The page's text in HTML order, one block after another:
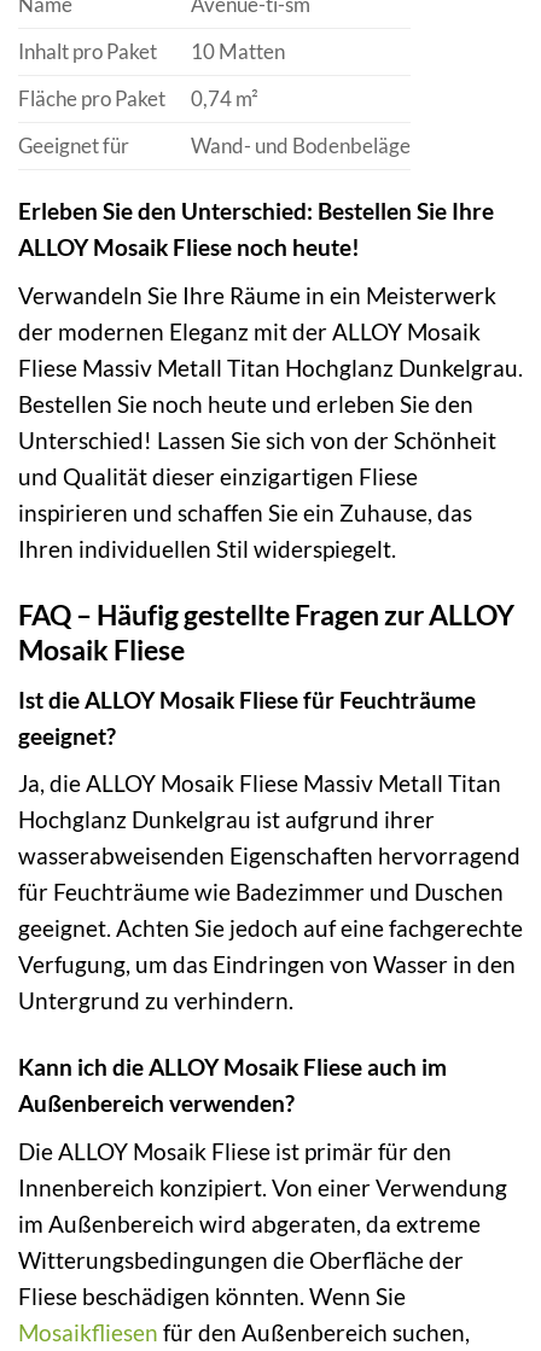
Inhalt pro Paket
10 Matten
Fläche pro Paket
0,74 m²
Geeignet für
Wand- und Bodenbeläge
Erleben Sie den Unterschied: Bestellen Sie Ihre
ALLOY Mosaik Fliese noch heute!
Verwandeln Sie Ihre Räume in ein Meisterwerk
der modernen Eleganz mit der ALLOY Mosaik
Fliese Massiv Metall Titan Hochglanz Dunkelgrau.
Bestellen Sie noch heute und erleben Sie den
Unterschied! Lassen Sie sich von der Schönheit
und Qualität dieser einzigartigen Fliese
inspirieren und schaffen Sie ein Zuhause, das
Ihren individuellen Stil widerspiegelt.
FAQ – Häufig gestellte Fragen zur ALLOY
Mosaik Fliese
Ist die ALLOY Mosaik Fliese für Feuchträume
geeignet?
Ja, die ALLOY Mosaik Fliese Massiv Metall Titan
Hochglanz Dunkelgrau ist aufgrund ihrer
wasserabweisenden Eigenschaften hervorragend
für Feuchträume wie Badezimmer und Duschen
geeignet. Achten Sie jedoch auf eine fachgerechte
Verfugung, um das Eindringen von Wasser in den
Untergrund zu verhindern.
Kann ich die ALLOY Mosaik Fliese auch im
Außenbereich verwenden?
Die ALLOY Mosaik Fliese ist primär für den
Innenbereich konzipiert. Von einer Verwendung
im Außenbereich wird abgeraten, da extreme
Witterungsbedingungen die Oberfläche der
Fliese beschädigen könnten. Wenn Sie
Mosaikfliesen für den Außenbereich suchen,